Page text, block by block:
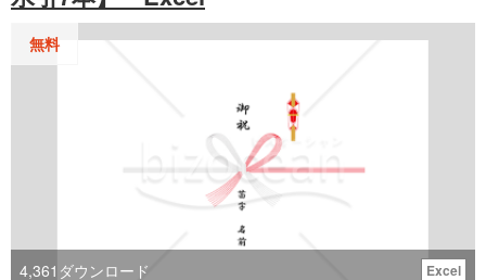
ます。 こちらはWordで作成した、賃貸契約解
約通知書のテンプレートです。無料でダウンロ
ードできるので、自社で契約物件の解約を管理
会社へ通知する際にご活用ください。
して退職の意思を正式に表明する書面であり、
労働契約の終了を文書で通知するために使用さ
ても「退職を受理した証跡」として管理される
ため、内容は簡潔かつ定型的であることが重要
＞ 口頭での意思表明後、文書としての提出が求
められる場合に適しています。 ■作成・利用時
無料
4,361 ダウンロード Excel